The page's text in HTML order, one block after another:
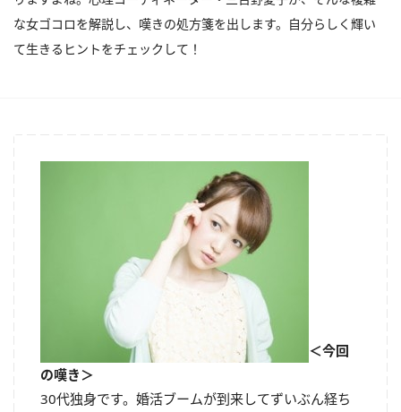
な女ゴコロを解説し、嘆きの処方箋を出します。自分らしく輝い
て生きるヒントをチェックして！
＜今回
の嘆き＞
30代独身です。婚活ブームが到来してずいぶん経ち